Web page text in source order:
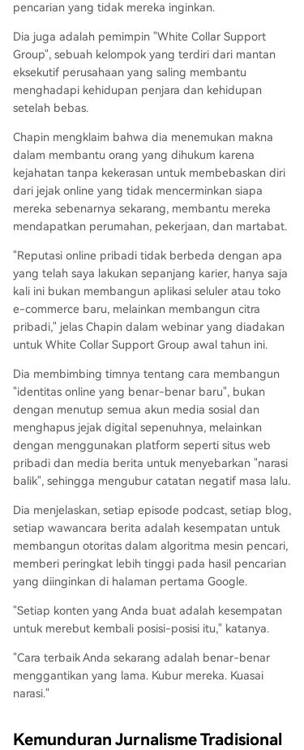
pencarian yang tidak mereka inginkan.
Dia juga adalah pemimpin "White Collar Support
Group", sebuah kelompok yang terdiri dari mantan
eksekutif perusahaan yang saling membantu
menghadapi kehidupan penjara dan kehidupan
setelah bebas.
Chapin mengklaim bahwa dia menemukan makna
dalam membantu orang yang dihukum karena
kejahatan tanpa kekerasan untuk membebaskan diri
dari jejak online yang tidak mencerminkan siapa
mereka sebenarnya sekarang, membantu mereka
mendapatkan perumahan, pekerjaan, dan martabat.
"Reputasi online pribadi tidak berbeda dengan apa
yang telah saya lakukan sepanjang karier, hanya saja
kali ini bukan membangun aplikasi seluler atau toko
e-commerce baru, melainkan membangun citra
pribadi," jelas Chapin dalam webinar yang diadakan
untuk White Collar Support Group awal tahun ini.
Dia membimbing timnya tentang cara membangun
"identitas online yang benar-benar baru", bukan
dengan menutup semua akun media sosial dan
menghapus jejak digital sepenuhnya, melainkan
dengan menggunakan platform seperti situs web
pribadi dan media berita untuk menyebarkan "narasi
balik", sehingga mengubur catatan negatif masa lalu.
Dia menjelaskan, setiap episode podcast, setiap blog,
setiap wawancara berita adalah kesempatan untuk
membangun otoritas dalam algoritma mesin pencari,
memberi peringkat lebih tinggi pada hasil pencarian
yang diinginkan di halaman pertama Google.
"Setiap konten yang Anda buat adalah kesempatan
untuk merebut kembali posisi-posisi itu," katanya.
"Cara terbaik Anda sekarang adalah benar-benar
menggantikan yang lama. Kubur mereka. Kuasai
narasi."
Kemunduran Jurnalisme Tradisional